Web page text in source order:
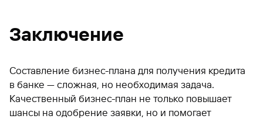
Заключение
Составление бизнес-плана для получения кредита
в банке — сложная, но необходимая задача.
Качественный бизнес-план не только повышает
шансы на одобрение заявки, но и помогает